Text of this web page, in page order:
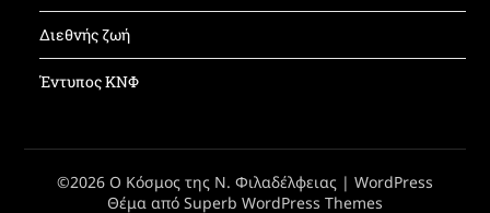
Διεθνής ζωή
Έντυπος ΚΝΦ
©2026 Ο Κόσμος της Ν. Φιλαδέλφειας | WordPress
Θέμα από Superb WordPress Themes